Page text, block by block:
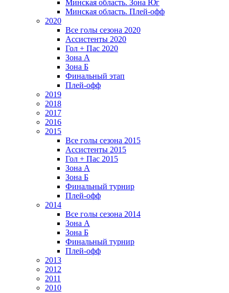
Минская область. Зона Юг
Минская область. Плей-офф
2020
Все голы сезона 2020
Ассистенты 2020
Гол + Пас 2020
Зона А
Зона Б
Финальный этап
Плей-офф
2019
2018
2017
2016
2015
Все голы сезона 2015
Ассистенты 2015
Гол + Пас 2015
Зона А
Зона Б
Финальный турнир
Плей-офф
2014
Все голы сезона 2014
Зона А
Зона Б
Финальный турнир
Плей-офф
2013
2012
2011
2010